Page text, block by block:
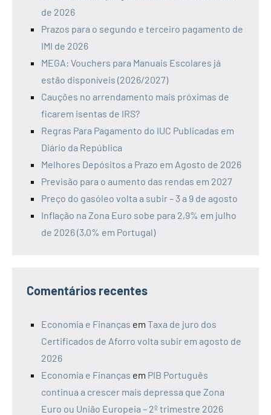
de 2026
Prazos para o segundo e terceiro pagamento de
IMI de 2026
MEGA: Vouchers para Manuais Escolares já
estão disponíveis (2026/2027)
Cauções no arrendamento mais próximas de
ficarem isentas de IRS?
Regras Para Pagamento do IUC Publicadas em
Diário da República
Melhores Depósitos a Prazo em Agosto de 2026
Previsão para o aumento das rendas em 2027
Preço do gasóleo volta a subir – 3 a 9 de agosto
Inflação na Zona Euro sobe para 2,9% em julho
de 2026 (3,0% em Portugal)
Comentários recentes
Economia e Finanças em Taxa de juro dos
Certificados de Aforro volta subir em agosto de
2026
Economia e Finanças em PIB Português
continua a crescer mais depressa que Zona
Euro ou União Europeia – 2º trimestre 2026